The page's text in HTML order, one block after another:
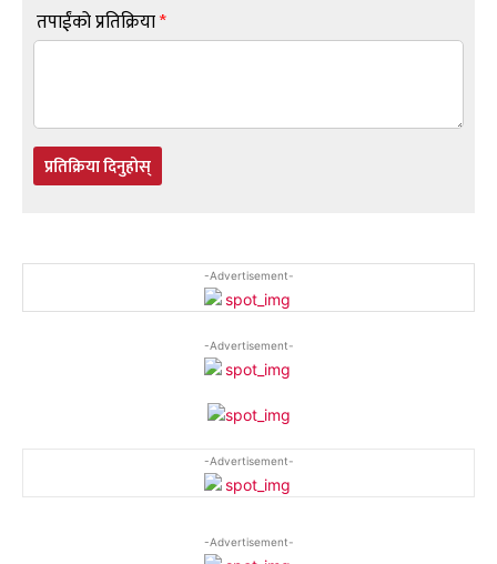
तपाईंको प्रतिक्रिया*
प्रतिक्रिया दिनुहोस्
-Advertisement-
-Advertisement-
-Advertisement-
-Advertisement-